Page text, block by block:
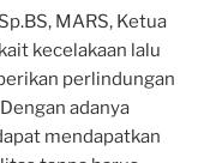
MARS, Ketua
kecelakaan lalu
perlindungan
adanya
mendapatkan